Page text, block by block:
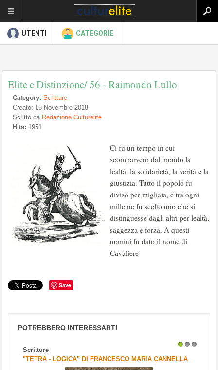
UTENTI CATEGORIE
Elite e Distinzione/ 56 - Raimondo Lullo
Category: Scritture
Creato: 15 Novembre 2018
Scritto da Redazione Culturelite
Hits: 1951
Ci fu un tempo in cui
scomparvero dal mondo la
lealtà, la solidarietà, la verità e la
giustizia. Tutto il popolo fu
diviso per migliaia, e tra ogni
mille ne fu scelto uno che si
distinguesse dagli altri per lealtà,
saggezza e forza. A questi
uomini fu dato il nome di
Cavaliere
Save
POTREBBERO INTERESSARTI
Scritture
"TETRA - LOGICA" DI FRANCESCO MARIA CANNELLA